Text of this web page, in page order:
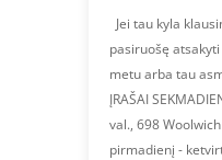
Jei tau kyla
pasiruošę
metu arba tau
ĮRAŠAI
val., 698
pirmadienį -